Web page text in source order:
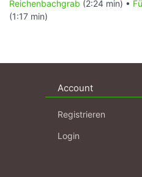
Reichenbachgrab (2:24 min) •
(1:17 min)
Account
Registrieren
Login